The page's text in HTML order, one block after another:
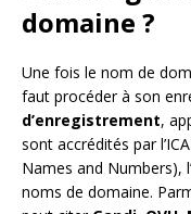
domaine ?
Une fois le nom de
faut procéder à son
d’enregistrement,
sont accrédités par
Names and Numbers),
noms de domaine.